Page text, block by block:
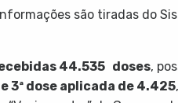
são tiradas do
44.535 doses,
3ª dose aplicada de 4.425,